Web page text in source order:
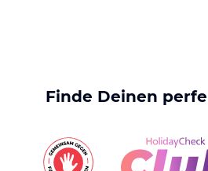
Finde Deinen